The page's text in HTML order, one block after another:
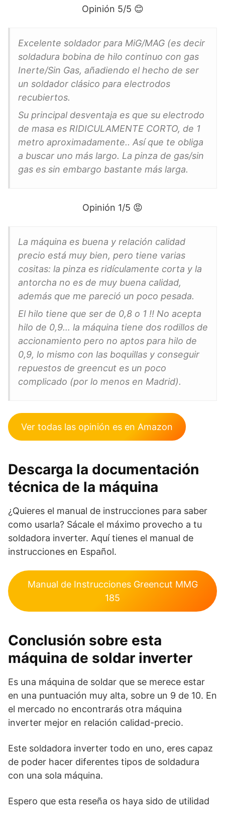
Opinión 5/5 😊
Excelente soldador para MiG/MAG (es decir
soldadura bobina de hilo continuo con gas
Inerte/Sin Gas, añadiendo el hecho de ser
un soldador clásico para electrodos
recubiertos.
Su principal desventaja es que su electrodo
de masa es RIDICULAMENTE CORTO, de 1
metro aproximadamente.. Así que te obliga
a buscar uno más largo. La pinza de gas/sin
gas es sin embargo bastante más larga.
Opinión 1/5 😡
La máquina es buena y relación calidad
precio está muy bien, pero tiene varias
cositas: la pinza es ridículamente corta y la
antorcha no es de muy buena calidad,
además que me pareció un poco pesada.
El hilo tiene que ser de 0,8 o 1 !! No acepta
hilo de 0,9… la máquina tiene dos rodillos de
accionamiento pero no aptos para hilo de
0,9, lo mismo con las boquillas y conseguir
repuestos de greencut es un poco
complicado (por lo menos en Madrid).
Ver todas las opinión es en Amazon
Descarga la documentación
técnica de la máquina
¿Quieres el manual de instrucciones para saber
como usarla? Sácale el máximo provecho a tu
soldadora inverter. Aquí tienes el manual de
instrucciones en Español.
Manual de Instrucciones Greencut MMG
185
Conclusión sobre esta
máquina de soldar inverter
Es una máquina de soldar que se merece estar
en una puntuación muy alta, sobre un 9 de 10. En
el mercado no encontrarás otra máquina
inverter mejor en relación calidad-precio.
Este soldadora inverter todo en uno, eres capaz
de poder hacer diferentes tipos de soldadura
con una sola máquina.
Espero que esta reseña os haya sido de utilidad